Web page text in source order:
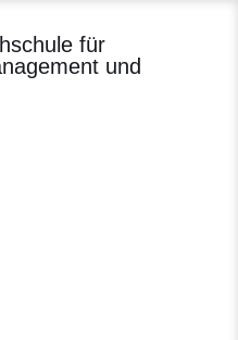
für
und